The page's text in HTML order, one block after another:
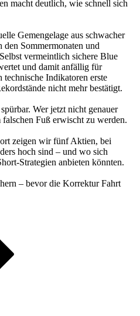
macht deutlich, wie schnell sich
Gemengelage aus schwacher
Sommermonaten und
vermeintlich sichere Blue
und damit anfällig für
Indikatoren erste
nicht mehr bestätigt.
Wer jetzt nicht genauer
Fuß erwischt zu werden.
zeigen wir fünf Aktien, bei
hoch sind – und wo sich
Strategien anbieten könnten.
– bevor die Korrektur Fahrt